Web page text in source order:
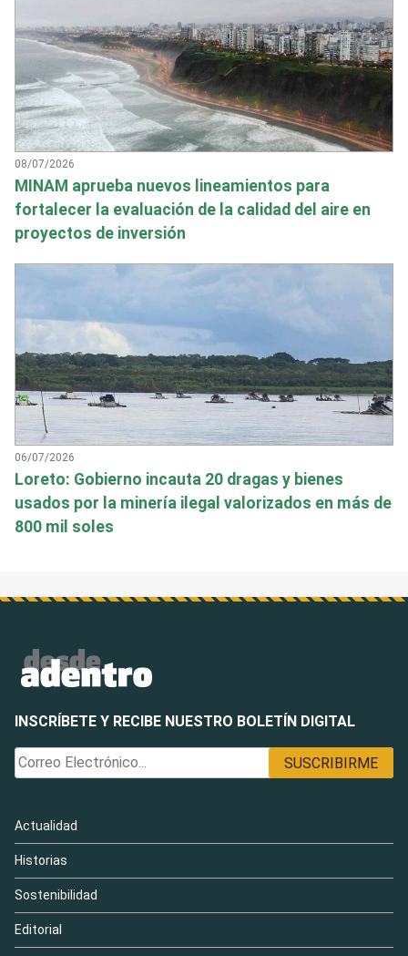
08/07/2026
MINAM aprueba nuevos lineamientos para
fortalecer la evaluación de la calidad del aire en
proyectos de inversión
06/07/2026
Loreto: Gobierno incauta 20 dragas y bienes
usados por la minería ilegal valorizados en más de
800 mil soles
INSCRÍBETE Y RECIBE NUESTRO BOLETÍN DIGITAL
Actualidad
Historias
Sostenibilidad
Editorial